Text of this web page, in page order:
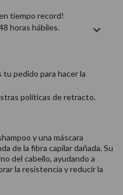
tiempo record!
horas hábiles.
pedido para hacer la
politicas de retracto.
y una máscara
de la fibra capilar dañada. Su
del cabello, ayudando a
la resistencia y reducir la